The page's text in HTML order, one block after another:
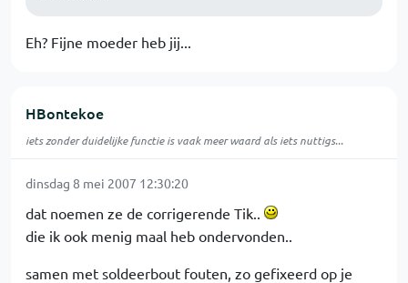
Eh? Fijne moeder heb jij...
HBontekoe
iets zonder duidelijke functie is vaak meer waard als iets nuttigs...
dinsdag 8 mei 2007 12:30:20
dat noemen ze de corrigerende Tik..
die ik ook menig maal heb ondervonden..
samen met soldeerbout fouten, zo gefixeerd op je